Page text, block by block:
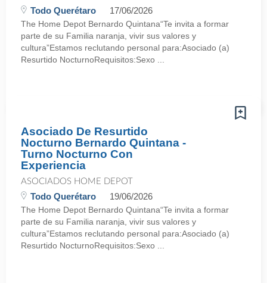
Todo Querétaro 17/06/2026
The Home Depot Bernardo Quintana“Te invita a formar
parte de su Familia naranja, vivir sus valores y
cultura”Estamos reclutando personal para:Asociado (a)
Resurtido NocturnoRequisitos:Sexo ...
Asociado De Resurtido
Nocturno Bernardo Quintana -
Turno Nocturno Con
Experiencia
ASOCIADOS HOME DEPOT
Todo Querétaro 19/06/2026
The Home Depot Bernardo Quintana“Te invita a formar
parte de su Familia naranja, vivir sus valores y
cultura”Estamos reclutando personal para:Asociado (a)
Resurtido NocturnoRequisitos:Sexo ...